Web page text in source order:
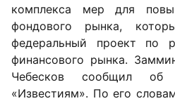
комплекса мер для
фондового рынка,
федеральный проект по
финансового рынка.
Чебесков сообщил
«Известиям». По его